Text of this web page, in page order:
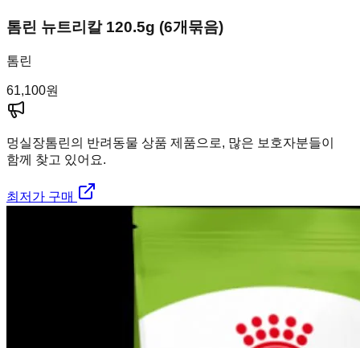
톰린 뉴트리칼 120.5g (6개묶음)
톰린
61,100원
멍실장톰린의 반려동물 상품 제품으로, 많은 보호자분들이
함께 찾고 있어요.
최저가 구매